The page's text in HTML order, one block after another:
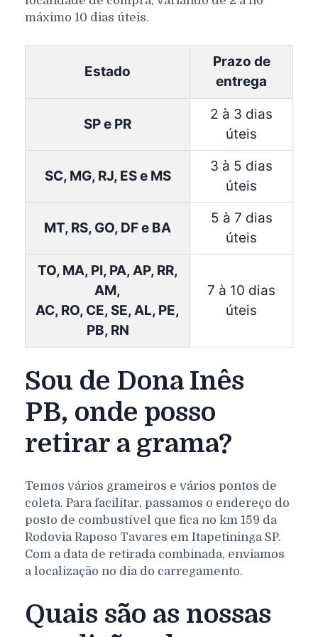
máximo 10 dias úteis.
Estado
Prazo de
entrega
SP e PR
2 à 3 dias
úteis
SC, MG, RJ, ES e MS
3 à 5 dias
úteis
MT, RS, GO, DF e BA
5 à 7 dias
úteis
TO, MA, PI, PA, AP, RR,
AM,
AC, RO, CE, SE, AL, PE,
PB, RN
7 à 10 dias
úteis
Sou de Dona Inês
PB, onde posso
retirar a grama?
Temos vários grameiros e vários pontos de
coleta. Para facilitar, passamos o endereço do
posto de combustível que fica no km 159 da
Rodovia Raposo Tavares em Itapetininga SP.
Com a data de retirada combinada, enviamos
a localização no dia do carregamento.
Quais são as nossas